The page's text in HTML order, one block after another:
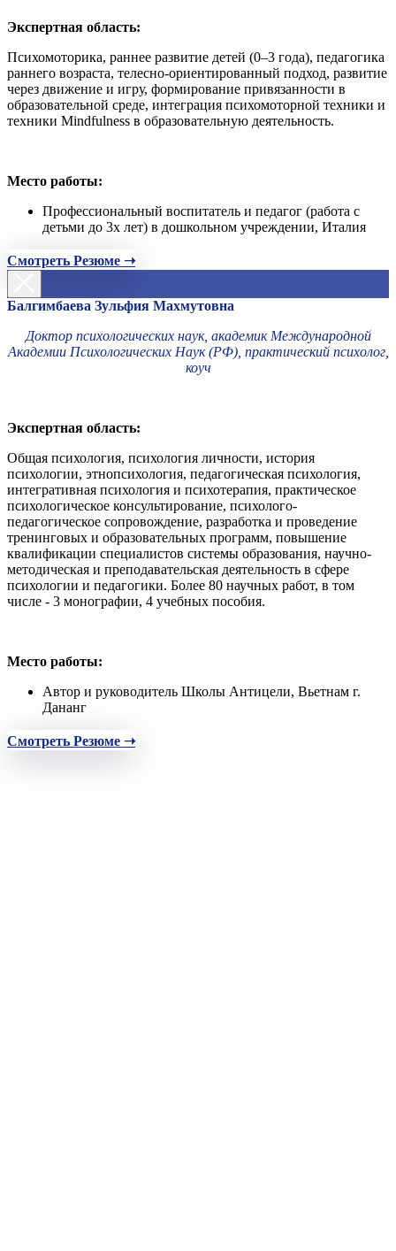
Экспертная область:
Психомоторика, раннее развитие детей (0–3 года), педагогика
раннего возраста, телесно-ориентированный подход, развитие
через движение и игру, формирование привязанности в
образовательной среде, интеграция психомоторной техники и
техники Mindfulness в образовательную деятельность.
Место работы:
Профессиональный воспитатель и педагог (работа с
детьми до 3х лет) в дошкольном учреждении, Италия
Смотреть Резюме ➝
Балгимбаева Зульфия Махмутовна
Доктор психологических наук, академик Международной
Академии Психологических Наук (РФ), практический психолог,
коуч
Экспертная область:
Общая психология, психология личности, история
психологии, этнопсихология, педагогическая психология,
интегративная психология и психотерапия, практическое
психологическое консультирование, психолого-
педагогическое сопровождение, разработка и проведение
тренинговых и образовательных программ, повышение
квалификации специалистов системы образования, научно-
методическая и преподавательская деятельность в сфере
психологии и педагогики. Более 80 научных работ, в том
числе - 3 монографии, 4 учебных пособия.
Место работы:
Автор и руководитель Школы Антицели, Вьетнам г.
Дананг
Смотреть Резюме ➝